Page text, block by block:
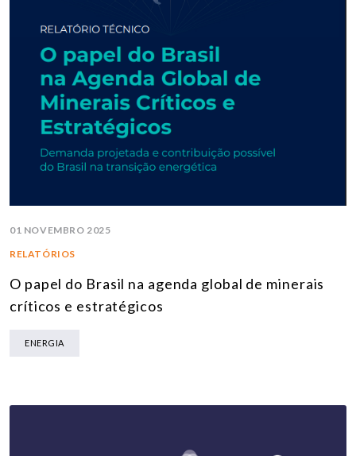
01 NOVEMBRO 2025
RELATÓRIOS
O papel do Brasil na agenda global de minerais
críticos e estratégicos
ENERGIA